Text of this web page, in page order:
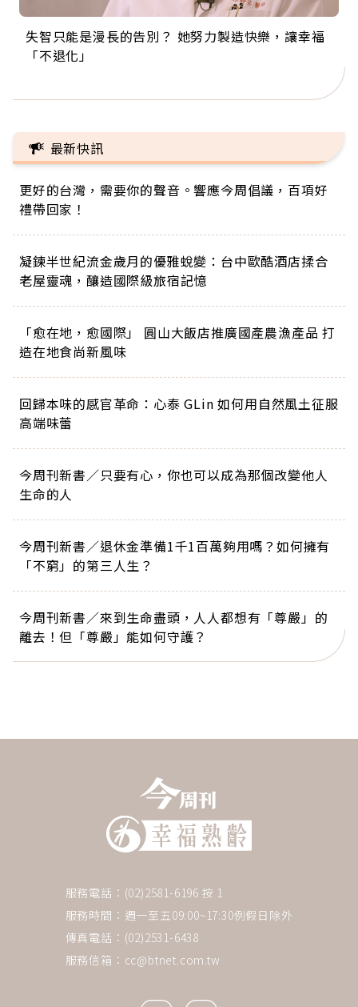
失智只能是漫長的告別？ 她努力製造快樂，讓幸福
「不退化」
來自剛果的巧克力神父 為台灣奉獻36年 「台灣是我
的家，我連作夢都講台語！」
63歲卸矽谷副總、搬回台灣找快樂！「蛋黃哥小
丑」走進安養院，逗樂上萬爺奶：退休後才開始真
104歲打破金氏世界紀錄 成為全球最年長羽球選
手，分享長壽的秘密原來是「這個」
事業巔峰他選擇追夢…黑手阿伯拉小提琴還登上小
巨蛋！連CNN都大讚！
最新快訊
更好的台灣，需要你的聲音。響應今周倡議，百項好
禮帶回家！
凝鍊半世紀流金歲月的優雅蛻變：台中歐酷酒店揉合
老屋靈魂，釀造國際級旅宿記憶
「愈在地，愈國際」 圓山大飯店推廣國產農漁產品 打
造在地食尚新風味
回歸本味的感官革命：心泰 GLin 如何用自然風土征服
高端味蕾
今周刊新書／只要有心，你也可以成為那個改變他人
生命的人
今周刊新書／退休金準備1千1百萬夠用嗎？如何擁有
「不窮」的第三人生？
今周刊新書／來到生命盡頭，人人都想有「尊嚴」的
離去！但「尊嚴」能如何守護？
服務電話：(02)2581-6196 按 1
服務時間：週一至五09:00~17:30例假日除外
傳真電話：(02)2531-6438
服務信箱： cc@btnet.com.tw